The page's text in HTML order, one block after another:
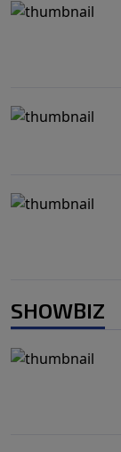
SHOWBIZ